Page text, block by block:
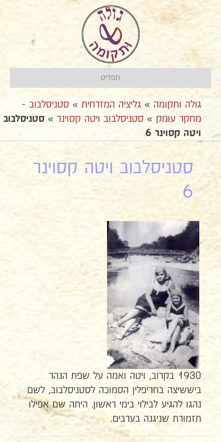
תפריט
גולה ותקומה » גליציה המזרחית » סטניסלבוב -
מחקר עומק » סטניסלבוב ויטה קסוינר » סטניסלבוב
ויטה קסוינר 6
סטניסלבוב ויטה קסוינר
6
1930 בקרוב, ויטה ואמה על שפת הנהר
ביששיצה בחריפלין הסמוכה לסטניסלבוב, לשם
נהגו להגיע לבילוי בימי ראשון. היתה שם אפילו
תזמורת שניגנה בערבים.